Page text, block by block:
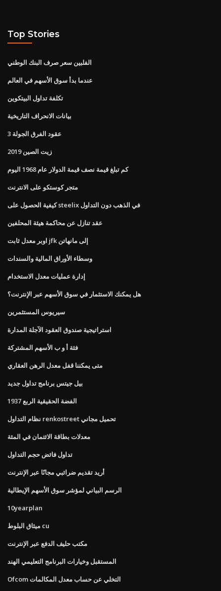
Top Stories
الفلبين سعر صرف البنك الوطني
عندما بدأ سوق الأسهم في العالم
تكلفة تداول البيتكوين
بيانات الانحراف التاريخية
عقود الفرق الجولة 3
زيت الصين 2019
كم تبلغ قيمة نصف قيمة الدولار عام 1968 اليوم
متجر كوستكو على الانترنت
كيفية الحصول على steelix في الذهب دون التداول
عقد تنازل عن محاكمة هيئة المحلفين
اوبر معدل ثابت jfk إلى مانهاتن
وسطاء الأوراق المالية والسندات
إدارة عمليات معدل الاستخدام
هل يمكنك الاستثمار في سوق الأسهم عبر الإنترنت؟
سيريوس المستثمرين
استراتيجية صندوق العقود الآجلة المدارة
فئة أ و ب الأسهم المشتركة
متى يمكننا قفل معدل الرهن العقاري
بيل جيتس برنامج تداول جديد
الفضة الحقيقية الربع 1937
نظام التداول renkostreet تحميل مجاني
معدلات بطاقة الائتمان في المئة
تداول فائض حجم التداول
أريد تقديم ضرائبي مجانًا عبر الإنترنت
الرسم البياني لمؤشر سوق الأسهم الإيطالية
10yearplan
ميثاق البلوط cu
مكتب حليف الدفع عبر الإنترنت
المستقبل وخيارات البرنامج التعليمي الهند
Ofcom التخلي عن حساب معدل المكالمات